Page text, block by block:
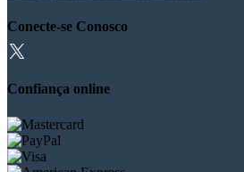
Conecte-se Conosco
Confiança online